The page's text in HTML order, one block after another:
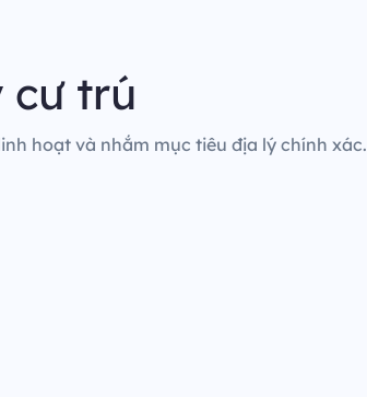
cư trú
hoạt và nhắm mục tiêu địa lý chính xác.